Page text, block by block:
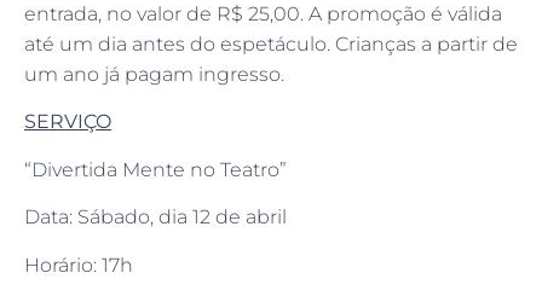
entrada, no valor de R$ 25,00. A promoção é válida
até um dia antes do espetáculo. Crianças a partir de
um ano já pagam ingresso.
SERVIÇO
“Divertida Mente no Teatro”
Data: Sábado, dia 12 de abril
Horário: 17h